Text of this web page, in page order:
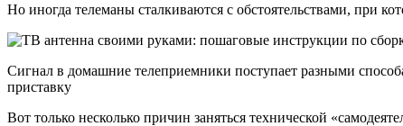
Но иногда телеманы сталкиваются с обстоятельствами, при
Сигнал в домашние телеприемники поступает разными
приставку
Вот только несколько причин заняться технической